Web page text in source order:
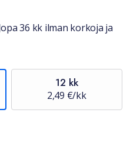
36 kk ilman korkoja ja
12 kk
2,49 €/kk